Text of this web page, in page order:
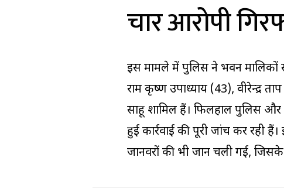
चार आरोपी
इस मामले में पुलिस ने भवन मालिकों
राम कृष्ण उपाध्याय (43), वीरेन्द्र
साहू शामिल हैं। फिलहाल पुलिस और
हुई कार्रवाई की पूरी जांच कर रही
जानवरों की भी जान चली गई, जिसके